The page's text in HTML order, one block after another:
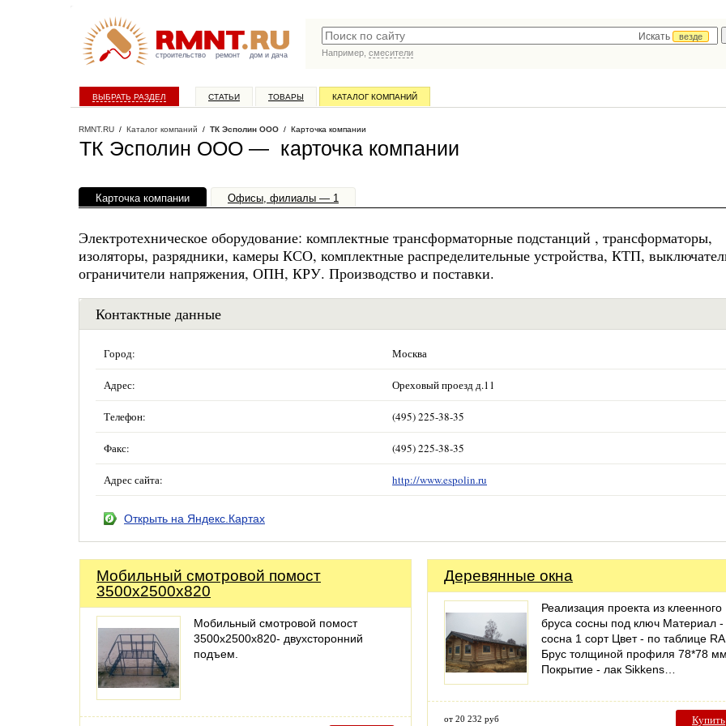
строительство ремонт дом и дача
Искать
везде
Например, смесители
ВЫБРАТЬ РАЗДЕЛ СТАТЬИ ТОВАРЫ КАТАЛОГ КОМПАНИЙ
RMNT.RU / Каталог компаний / ТК Эсполин ООО / Карточка компании
ТК Эсполин ООО — карточка компании
Карточка компании Офисы, филиалы — 1
Электротехническое оборудование: комплектные трансформаторные подстанций , трансформаторы,
изоляторы, разрядники, камеры КСО, комплектные распределительные устройства, КТП,
ограничители напряжения, ОПН, КРУ. Производство и поставки.
Контактные данные
Город: Москва
Адрес: Ореховый проезд д.11
Телефон: (495) 225-38-35
Факс: (495) 225-38-35
Адрес сайта: http://www.espolin.ru
Открыть на Яндекс.Картах
Мобильный смотровой помост
3500х2500х820
Мобильный смотровой помост
3500х2500х820- двухсторонний
подъем.
Деревянные окна
Реализация проекта из клеенного
бруса сосны под ключ Материал -
сосна 1 сорт Цвет - по таблице
Брус толщиной профиля 78*78
Покрытие - лак Sikkens…
от 20 232 руб Купить